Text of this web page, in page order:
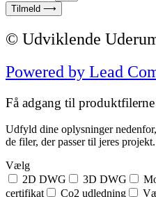
Tilmeld ⟶
© Udviklende
Powered by Lead
Få adgang til produktfilerne
Udfyld dine oplysninger
de filer, der passer til jeres projekt.
Vælg
2D DWG
3D DWG
certifikat
Co2 udledning